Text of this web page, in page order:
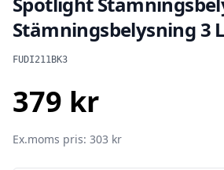
Stämningsbelysning 3
FUDI211BK3
Produktinformation
379 kr
Ex.moms pris: 303 kr